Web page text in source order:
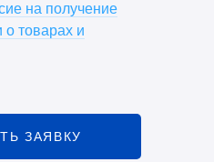
на получение
товарах и
ЗАЯВКУ